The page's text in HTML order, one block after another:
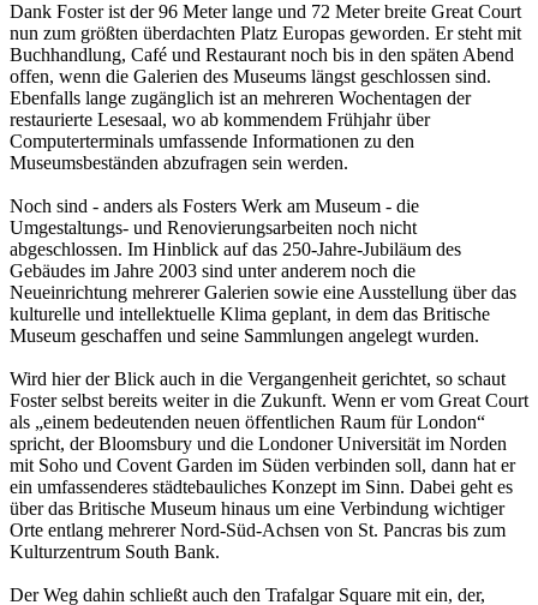
Dank Foster ist der 96 Meter lange und 72 Meter breite Great Court
nun zum größten überdachten Platz Europas geworden. Er steht mit
Buchhandlung, Café und Restaurant noch bis in den späten Abend
offen, wenn die Galerien des Museums längst geschlossen sind.
Ebenfalls lange zugänglich ist an mehreren Wochentagen der
restaurierte Lesesaal, wo ab kommendem Frühjahr über
Computerterminals umfassende Informationen zu den
Museumsbeständen abzufragen sein werden.
Noch sind - anders als Fosters Werk am Museum - die
Umgestaltungs- und Renovierungsarbeiten noch nicht
abgeschlossen. Im Hinblick auf das 250-Jahre-Jubiläum des
Gebäudes im Jahre 2003 sind unter anderem noch die
Neueinrichtung mehrerer Galerien sowie eine Ausstellung über das
kulturelle und intellektuelle Klima geplant, in dem das Britische
Museum geschaffen und seine Sammlungen angelegt wurden.
Wird hier der Blick auch in die Vergangenheit gerichtet, so schaut
Foster selbst bereits weiter in die Zukunft. Wenn er vom Great Court
als „einem bedeutenden neuen öffentlichen Raum für London“
spricht, der Bloomsbury und die Londoner Universität im Norden
mit Soho und Covent Garden im Süden verbinden soll, dann hat er
ein umfassenderes städtebauliches Konzept im Sinn. Dabei geht es
über das Britische Museum hinaus um eine Verbindung wichtiger
Orte entlang mehrerer Nord-Süd-Achsen von St. Pancras bis zum
Kulturzentrum South Bank.
Der Weg dahin schließt auch den Trafalgar Square mit ein, der,